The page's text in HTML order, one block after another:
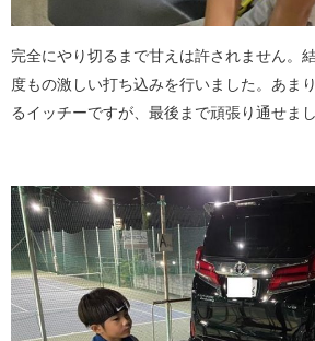
完全にやり切るまで甘えは許されません。
度もの激しい打ち込みを行いました。あま
るイッチーですが、最後まで頑張り通せまし